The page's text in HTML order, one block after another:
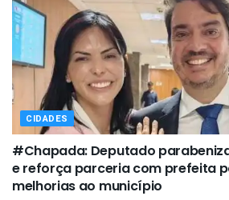
CIDADES
#Chapada: Deputado
e reforça parceria com prefeita
melhorias ao município